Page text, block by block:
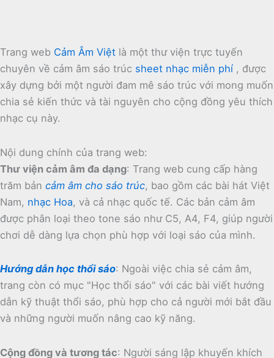
Trang web Cảm Âm Việt là một thư viện trực tuyến
chuyên về cảm âm sáo trúc sheet nhạc miễn phí , được
xây dựng bởi một người đam mê sáo trúc với mong muốn
chia sẻ kiến thức và tài nguyên cho cộng đồng yêu thích
nhạc cụ này.
Nội dung chính của trang web:
Thư viện cảm âm đa dạng: Trang web cung cấp hàng
trăm bản cảm âm cho sáo trúc, bao gồm các bài hát Việt
Nam, nhạc Hoa, và cả nhạc quốc tế. Các bản cảm âm
được phân loại theo tone sáo như C5, A4, F4, giúp người
chơi dễ dàng lựa chọn phù hợp với loại sáo của mình.
Hướng dẫn học thổi sáo: Ngoài việc chia sẻ cảm âm,
trang còn có mục "Học thổi sáo" với các bài viết hướng
dẫn kỹ thuật thổi sáo, phù hợp cho cả người mới bắt đầu
và những người muốn nâng cao kỹ năng.
Cộng đồng và tương tác: Người sáng lập khuyến khích